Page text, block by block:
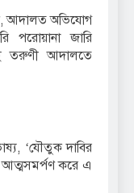
আদালত অভিযোগ
পরোয়ানা জারি
তরুণী আদালতে
‘যৌতুক দাবির
করে এ